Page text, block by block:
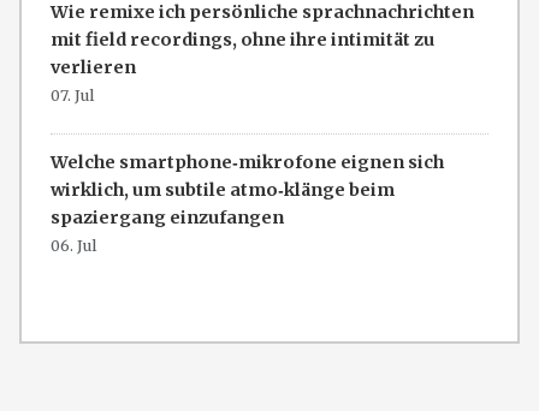
Wie remixe ich persönliche sprachnachrichten
mit field recordings, ohne ihre intimität zu
verlieren
07. Jul
Welche smartphone‑mikrofone eignen sich
wirklich, um subtile atmo‑klänge beim
spaziergang einzufangen
06. Jul